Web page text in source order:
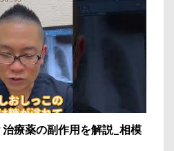
療薬の副作用を解説_相模